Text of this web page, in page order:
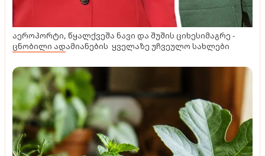
აეროპორტი, წყალქვეშა ნავი და შუშის ციხესიმაგრე -
ცნობილი ადამიანების ყველაზე უჩვეულო სახლები